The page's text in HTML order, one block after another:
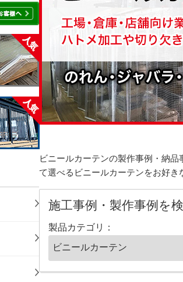
ビニールカーテンの製作事例・納
て選べるビニールカーテンをお好
施工事例・製作事例を
製品カテゴリ：